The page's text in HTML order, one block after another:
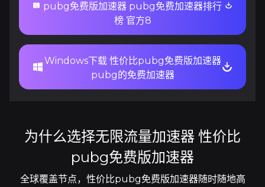
pubg免费版加速器 pubg免费加速器排行
榜 官方8
Windows下载 性价比pubg免费版加速器
pubg的免费加速器
为什么选择无限流量加速器 性价比
pubg免费版加速器
全球覆盖节点，性价比pubg免费版加速器随时随地高